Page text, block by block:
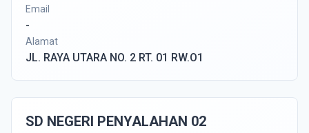
Email
-
Alamat
JL. RAYA UTARA NO. 2 RT. 01 RW.O1
SD NEGERI PENYALAHAN 02